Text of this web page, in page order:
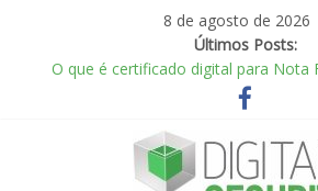
content
8 de agosto de 2026
Últimos Posts:
O que é certificado digital para Nota
O que é um Leitor Smart Card?
O que é um Cartão Smart Card para